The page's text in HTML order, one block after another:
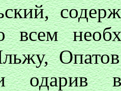
всем
одарив в